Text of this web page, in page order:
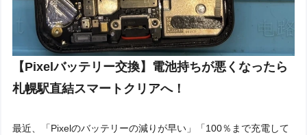
【Pixelバッテリー交換】電池持ちが悪くなったら
札幌駅直結スマートクリアへ！
最近、「Pixelのバッテリーの減りが早い」「100％まで充電して